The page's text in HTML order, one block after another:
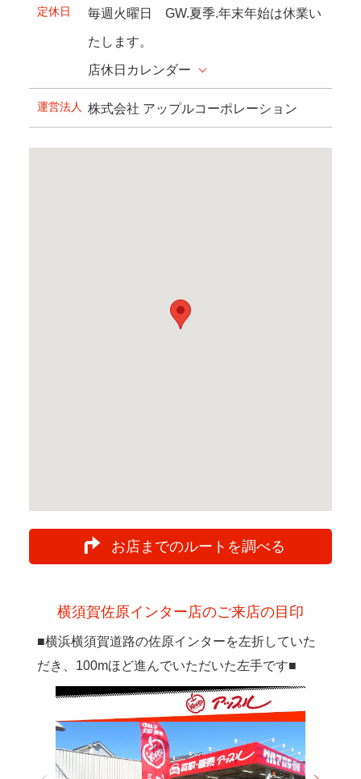
定休日 毎週火曜日 GW.夏季.年末年始は休業い
たします。
店休日カレンダー
運営法人 株式会社 アップルコーポレーション
お店までのルートを調べる
横須賀佐原インター店のご来店の目印
■横浜横須賀道路の佐原インターを左折していた
だき、100mほど進んでいただいた左手です■